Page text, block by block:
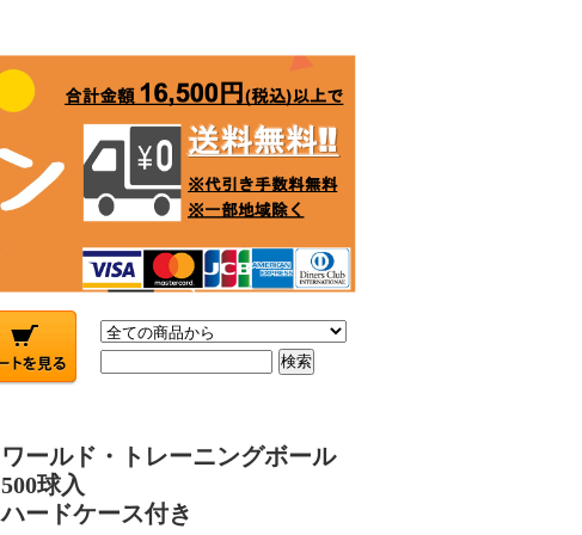
ワールド・トレーニングボール
500球入
ハードケース付き